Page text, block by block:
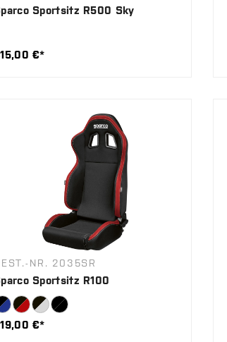
Sportsitz R500 Sky
€*
NR. 2035SR
Sportsitz R100
€*